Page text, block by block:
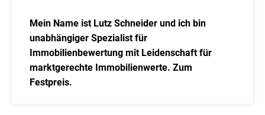
Mein Name ist Lutz Schneider und ich bin
unabhängiger Spezialist für
Immobilienbewertung mit Leidenschaft für
marktgerechte Immobilienwerte. Zum
Festpreis.